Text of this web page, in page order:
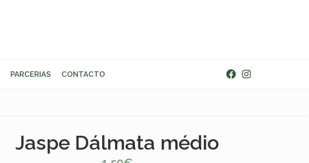
PARCERIAS CONTACTO
Jaspe Dálmata médio